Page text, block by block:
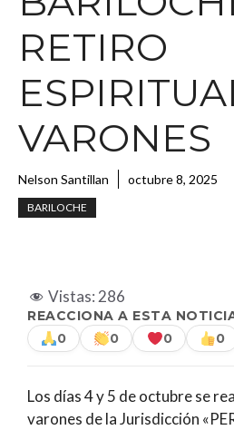
RETIRO
VARONES
Nelson Santillan octubre 8, 2025
BARILOCHE
Vistas: 286
REACCIONA A ESTA
0
0 0 0
Los días 4 y 5 de octubre se
varones de la Jurisdicción